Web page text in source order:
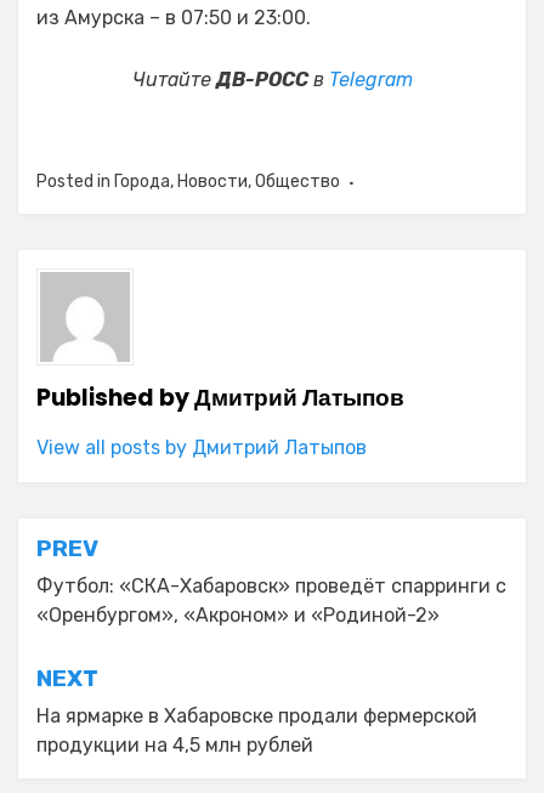
из Амурска – в 07:50 и 23:00.
ЧитайтеДВ-РОССв Telegram
Posted in Города, Новости,Общество
Published byДмитрий Латыпов
View all posts by Дмитрий Латыпов
Навигация
по
записям
PREV
Футбол: «СКА-Хабаровск» проведёт спарринги с
«Оренбургом», «Акроном» и «Родиной-2»
NEXT
На ярмарке в Хабаровске продали фермерской
продукции на 4,5 млн рублей